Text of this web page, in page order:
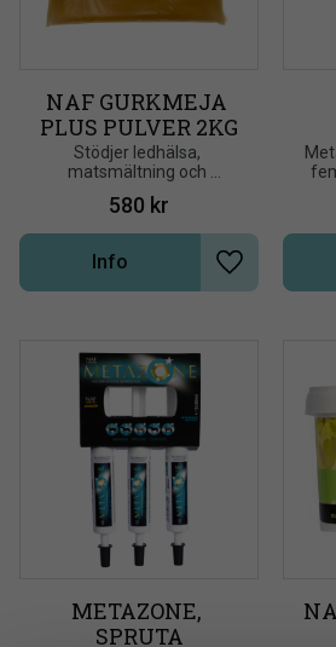
NAF GURKMEJA
PLUS PULVER 2KG
Stödjer ledhälsa,
matsmältning och
allmänna hälsa
580 kr
Lägg till i
Info
METAZONE,
SPRUTA